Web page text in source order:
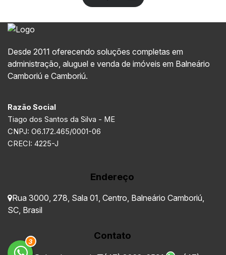
3
Desde 2011 oferecendo soluções completas em
administração, aluguel e venda de imóveis em Balneário
Camboriú e Camboriú.
Razão Social
Tiago dos Santos da Silva - ME
CNPJ: O6.172.465/0001-06
CRECI: 4225-J
Endereço
Rua 3000 278 Sala 01 Centro Balneário Camboriú
SC Brasil
Contato